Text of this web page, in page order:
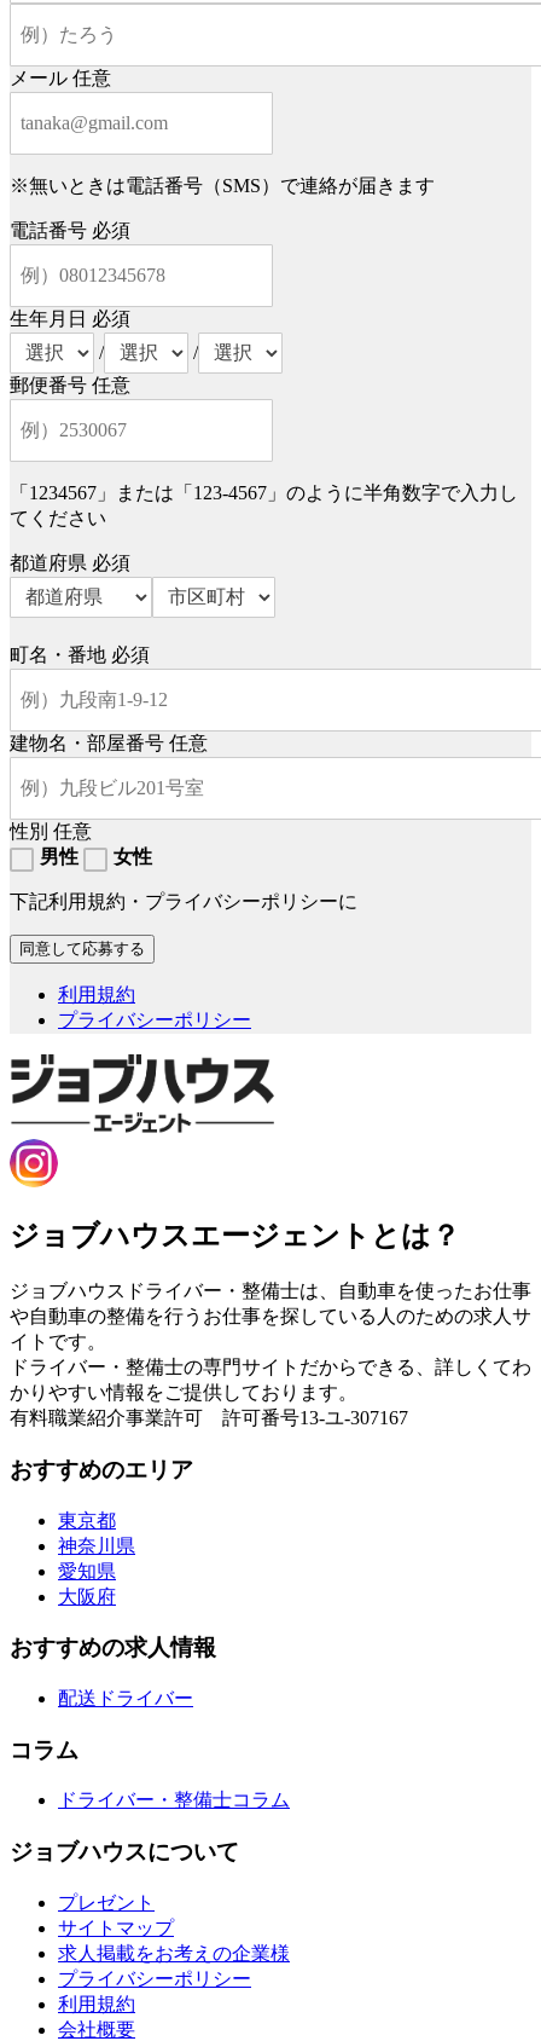
メール 任意
※無いときは電話番号（SMS）で連絡が届きます
電話番号 必須
生年月日 必須
/
/
郵便番号 任意
「1234567」または「123-4567」のように半角数字で入力し
てください
都道府県 必須
町名・番地 必須
建物名・部屋番号 任意
性別 任意
男性
女性
下記利用規約・プライバシーポリシーに
利用規約
プライバシーポリシー
ジョブハウスエージェントとは？
ジョブハウスドライバー・整備士は、自動車を使ったお仕事
や自動車の整備を行うお仕事を探している人のための求人サ
イトです。
ドライバー・整備士の専門サイトだからできる、詳しくてわ
かりやすい情報をご提供しております。
有料職業紹介事業許可 許可番号13-ユ-307167
おすすめのエリア
東京都
神奈川県
愛知県
大阪府
おすすめの求人情報
配送ドライバー
コラム
ドライバー・整備士コラム
ジョブハウスについて
プレゼント
サイトマップ
求人掲載をお考えの企業様
プライバシーポリシー
利用規約
会社概要